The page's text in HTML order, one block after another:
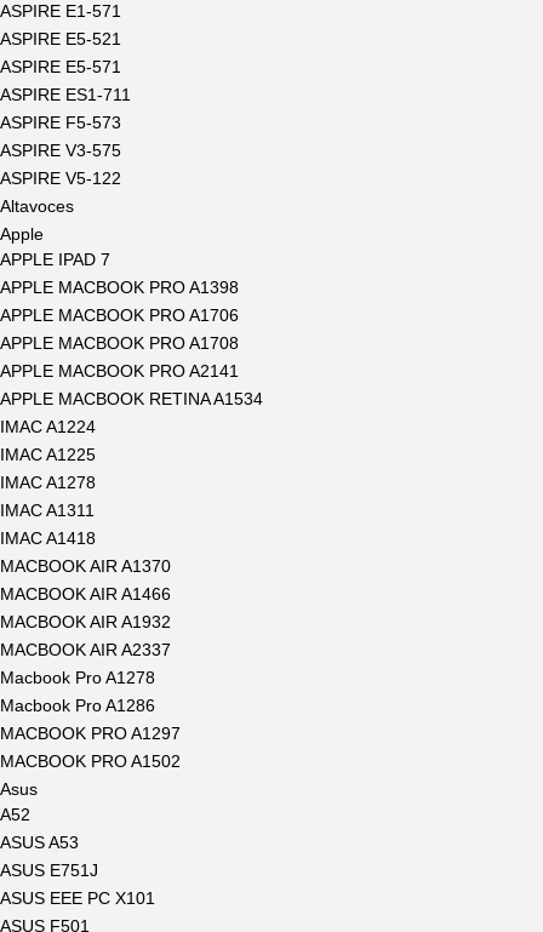
ASPIRE E1-571
ASPIRE E5-521
ASPIRE E5-571
ASPIRE ES1-711
ASPIRE F5-573
ASPIRE V3-575
ASPIRE V5-122
Altavoces
Apple
APPLE IPAD 7
APPLE MACBOOK PRO A1398
APPLE MACBOOK PRO A1706
APPLE MACBOOK PRO A1708
APPLE MACBOOK PRO A2141
APPLE MACBOOK RETINA A1534
IMAC A1224
IMAC A1225
IMAC A1278
IMAC A1311
IMAC A1418
MACBOOK AIR A1370
MACBOOK AIR A1466
MACBOOK AIR A1932
MACBOOK AIR A2337
Macbook Pro A1278
Macbook Pro A1286
MACBOOK PRO A1297
MACBOOK PRO A1502
Asus
A52
ASUS A53
ASUS E751J
ASUS EEE PC X101
ASUS F501